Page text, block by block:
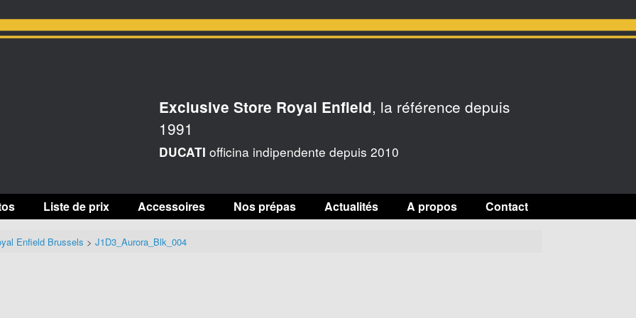
Exclusive Store Royal Enfield, la référence depuis
1991
DUCATI officina indipendente depuis 2010
Liste de prix Accessoires Nos prépas Actualités A propos Contact
Enfield Brussels > J1D3_Aurora_Blk_004